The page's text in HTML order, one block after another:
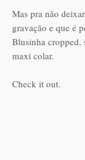
Mas pra não
gravação e que é
Blusinha cropped,
maxi colar.
Check it out.